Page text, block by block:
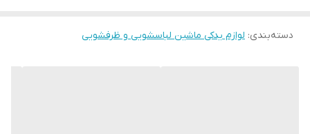
دسته‌بندی: لوازم یدکی ماشین لباسشویی و ظرفشویی